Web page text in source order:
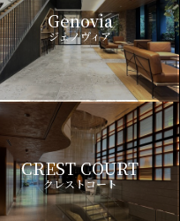
Genovia
ジェノヴィア
CREST COURT
クレストコート